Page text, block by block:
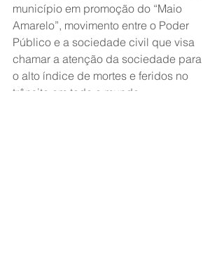
município em promoção do “Maio
Amarelo”, movimento entre o Poder
Público e a sociedade civil que visa
chamar a atenção da sociedade para
o alto índice de mortes e feridos no
trânsito em todo o mundo.